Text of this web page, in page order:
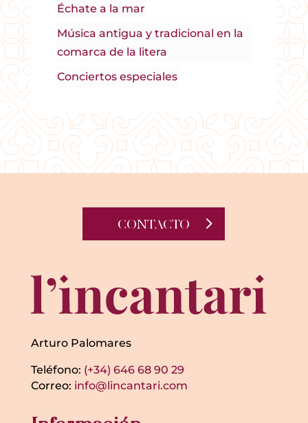
Échate a la mar
Música antigua y tradicional en la
comarca de la litera
Conciertos especiales
CONTACTO
Arturo Palomares
Teléfono: (+34) 646 68 90 29
Correo: info@lincantari.com